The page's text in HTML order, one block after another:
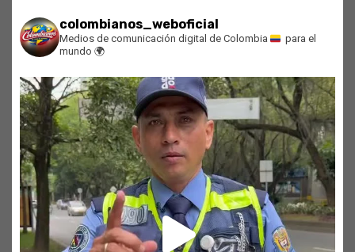
colombianos_weboficial
Medios de comunicación digital de Colombia
para el
mundo 🌍